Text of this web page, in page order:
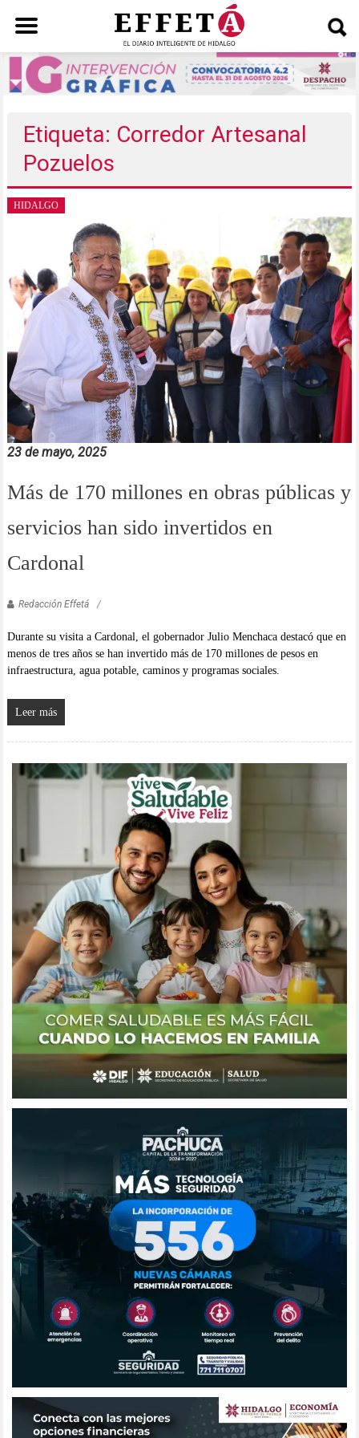
Saltar
al
contenido
Etiqueta: Corredor Artesanal
Pozuelos
HIDALGO
23 de mayo, 2025
Más de 170 millones en obras públicas y
servicios han sido invertidos en
Cardonal
Redacción Effetá
Durante su visita a Cardonal, el gobernador Julio Menchaca destacó que en
menos de tres años se han invertido más de 170 millones de pesos en
infraestructura, agua potable, caminos y programas sociales.
Leer más